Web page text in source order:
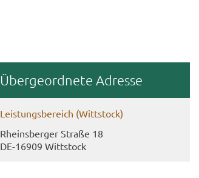
Über­ge­ord­ne­te Adres­se
Leis­tungs­be­reich (Witt­stock)
Rheins­ber­ger Stra­ße 18
DE-​16909 Witt­stock